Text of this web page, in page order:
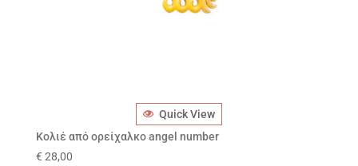
Quick View
Κολιέ από ορείχαλκο angel number
€ 28,00